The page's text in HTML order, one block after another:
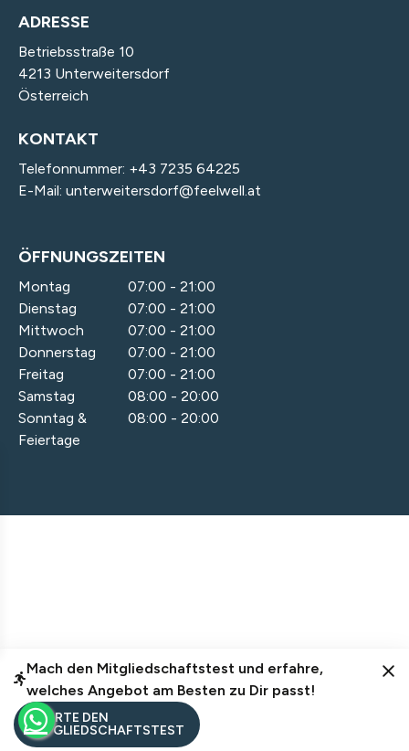
ADRESSE
Betriebsstraße 10
4213 Unterweitersdorf
Österreich
KONTAKT
Telefonnummer: +43 7235 64225
E-Mail: unterweitersdorf@feelwell.at
ÖFFNUNGSZEITEN
Montag
07:00 - 21:00
Dienstag
07:00 - 21:00
Mittwoch
07:00 - 21:00
Donnerstag
07:00 - 21:00
Freitag
07:00 - 21:00
Samstag
08:00 - 20:00
Sonntag &
Feiertage
08:00 - 20:00
Mach den Mitgliedschaftstest und erfahre,
welches Angebot am Besten zu Dir passt!
STARTE DEN
MITGLIEDSCHAFTSTEST